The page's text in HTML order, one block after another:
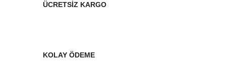
ÜCRETSİZ KARGO
KOLAY ÖDEME